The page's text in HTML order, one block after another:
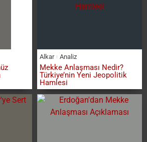
Alkar Analiz
Mekke Anlaşması Nedir?
Türkiye’nin Yeni Jeopolitik
Hamlesi